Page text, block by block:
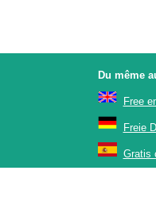
Du même
Free
Freie
Gratis